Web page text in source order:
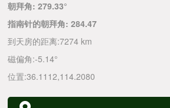
朝拜角: 279.33°
指南针的朝拜角: 284.47
到天房的距离:7274 km
磁偏角:-5.14°
位置:36.1112,114.2080